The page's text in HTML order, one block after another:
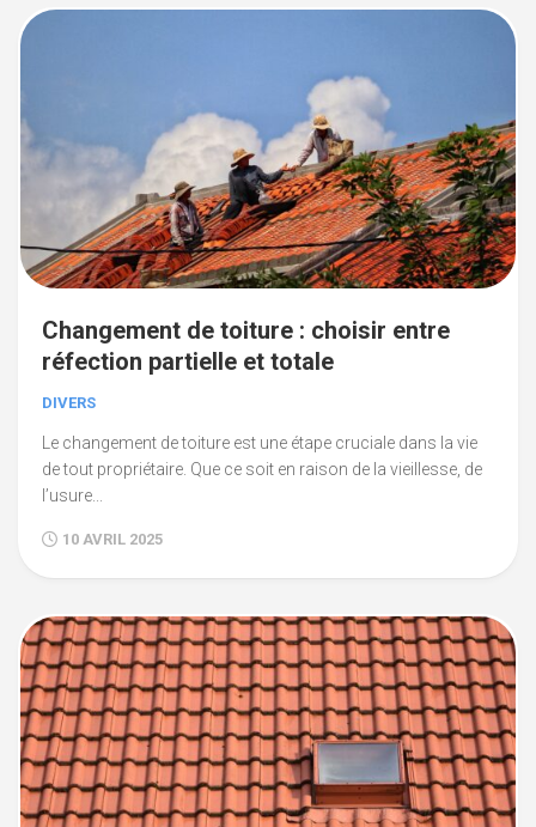
Changement de toiture : choisir entre
réfection partielle et totale
DIVERS
Le changement de toiture est une étape cruciale dans la vie
de tout propriétaire. Que ce soit en raison de la vieillesse, de
l’usure...
10 AVRIL 2025